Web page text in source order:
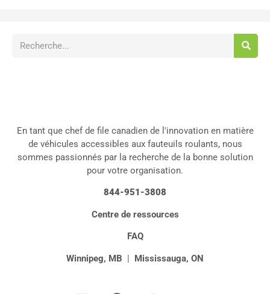
En tant que chef de file canadien de l'innovation en matière
de véhicules accessibles aux fauteuils roulants, nous
sommes passionnés par la recherche de la bonne solution
pour votre organisation.
844-951-3808
Centre de ressources
FAQ
Winnipeg, MB | Mississauga, ON